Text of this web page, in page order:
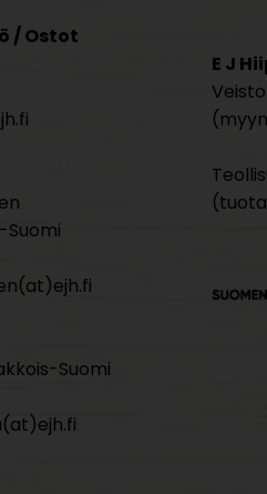
/ Ostot
Suomi
Suomi
E J